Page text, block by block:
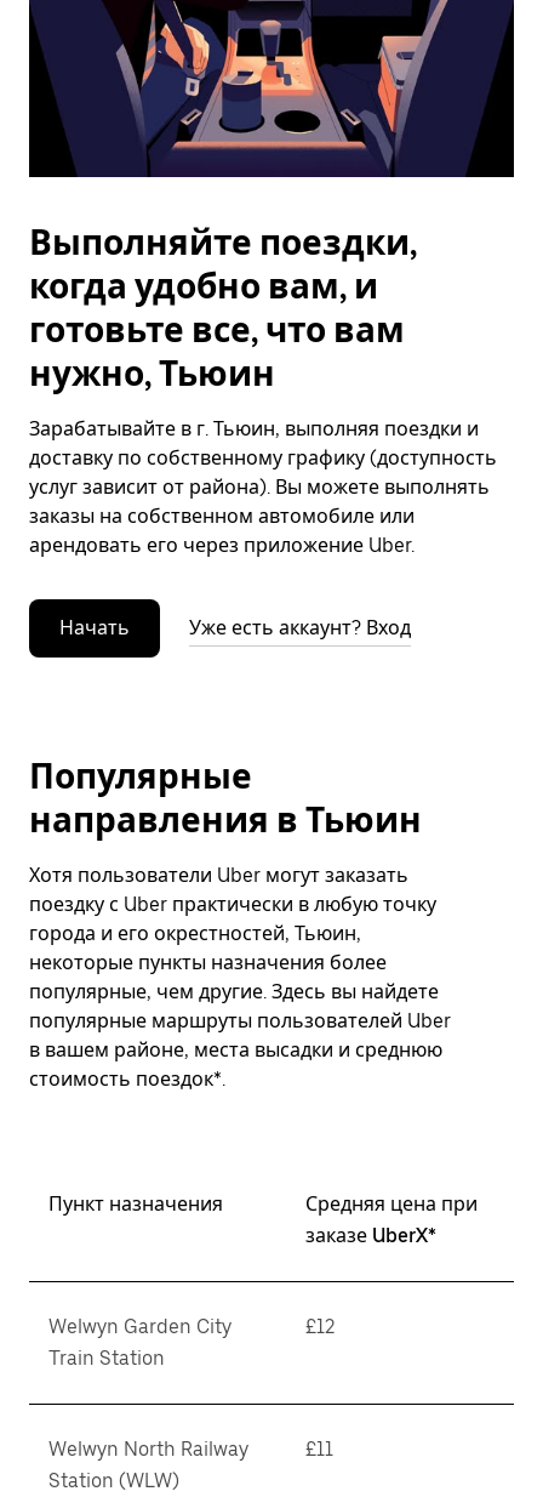
Выполняйте поездки,
когда удобно вам, и
готовьте все, что вам
нужно, Тьюин
Зарабатывайте в г. Тьюин, выполняя поездки и
доставку по собственному графику (доступность
услуг зависит от района). Вы можете выполнять
заказы на собственном автомобиле или
арендовать его через приложение Uber.
Начать Уже есть аккаунт? Вход
Популярные
направления в Тьюин
Хотя пользователи Uber могут заказать
поездку с Uber практически в любую точку
города и его окрестностей, Тьюин,
некоторые пункты назначения более
популярные, чем другие. Здесь вы найдете
популярные маршруты пользователей Uber
в вашем районе, места высадки и среднюю
стоимость поездок*.
Пункт назначения
Средняя цена при
заказе UberX*
Welwyn Garden City
Train Station
£12
Welwyn North Railway
Station (WLW)
£11